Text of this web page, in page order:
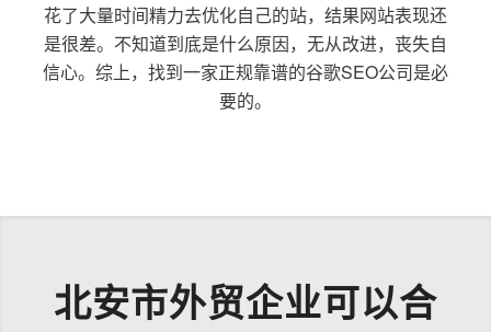
花了大量时间精力去优化自己的站，结果网站表现还
是很差。不知道到底是什么原因，无从改进，丧失自
信心。综上，找到一家正规靠谱的谷歌SEO公司是必
要的。
北安市外贸企业可以合